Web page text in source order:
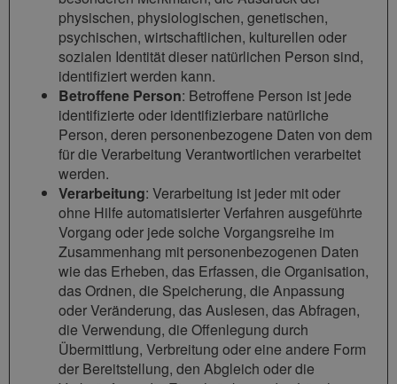
physischen, physiologischen, genetischen,
psychischen, wirtschaftlichen, kulturellen oder
sozialen Identität dieser natürlichen Person sind,
identifiziert werden kann.
Betroffene Person: Betroffene Person ist jede
identifizierte oder identifizierbare natürliche
Person, deren personenbezogene Daten von dem
für die Verarbeitung Verantwortlichen verarbeitet
werden.
Verarbeitung: Verarbeitung ist jeder mit oder
ohne Hilfe automatisierter Verfahren ausgeführte
Vorgang oder jede solche Vorgangsreihe im
Zusammenhang mit personenbezogenen Daten
wie das Erheben, das Erfassen, die Organisation,
das Ordnen, die Speicherung, die Anpassung
oder Veränderung, das Auslesen, das Abfragen,
die Verwendung, die Offenlegung durch
Übermittlung, Verbreitung oder eine andere Form
der Bereitstellung, den Abgleich oder die